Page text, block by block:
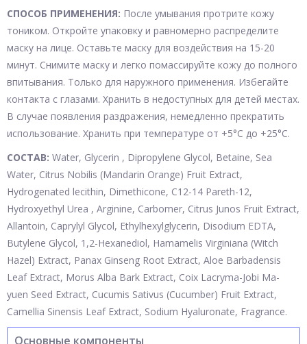
СПОСОБ ПРИМЕНЕНИЯ: После умывания протрите кожу
тоником. Откройте упаковку и равномерно распределите
маску на лице. Оставьте маску для воздействия на 15-20
минут. Снимите маску и легко помассируйте кожу до полного
впитывания. Только для наружного применения. Избегайте
контакта с глазами. Хранить в недоступных для детей местах.
В случае появления раздражения, немедленно прекратить
использование. Хранить при температуре от +5°С до +25°С.
СОСТАВ: Water, Glycerin , Dipropylene Glycol, Betaine, Sea
Water, Citrus Nobilis (Mandarin Orange) Fruit Extract,
Hydrogenated lecithin, Dimethicone, C12-14 Pareth-12,
Hydroxyethyl Urea , Arginine, Carbomer, Citrus Junos Fruit Extract,
Allantoin, Caprylyl Glycol, Ethylhexylglycerin, Disodium EDTA,
Butylene Glycol, 1,2-Hexanediol, Hamamelis Virginiana (Witch
Hazel) Extract, Panax Ginseng Root Extract, Aloe Barbadensis
Leaf Extract, Morus Alba Bark Extract, Coix Lacryma-Jobi Ma-
yuen Seed Extract, Cucumis Sativus (Cucumber) Fruit Extract,
Camellia Sinensis Leaf Extract, Sodium Hyaluronate, Fragrance.
Основные компоненты